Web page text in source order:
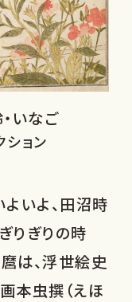
いなご
ョン
いよ、田沼時
りぎりの時
は、浮世絵史
本虫撰（えほ